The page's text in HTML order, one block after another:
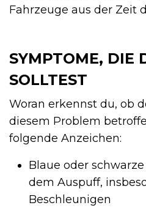
Fahrzeuge aus der Zeit
SYMPTOME, DIE
SOLLTEST
Woran erkennst du, ob
diesem Problem
folgende Anzeichen:
Blaue oder
dem Auspuff,
Beschleunigen